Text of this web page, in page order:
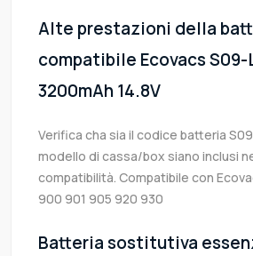
Alte prestazioni della
compatibile Ecovacs S09-
3200mAh 14.8V
Verifica cha sia il codice batteria
modello di cassa/box siano inclusi
compatibilità. Compatibile con
900 901 905 920 930
Batteria sostitutiva